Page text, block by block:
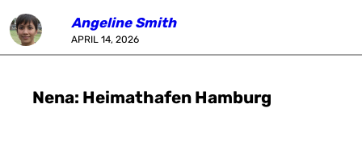
Angeline Smith
APRIL 14, 2026
Nena: Heimathafen Hamburg